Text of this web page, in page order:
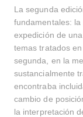
La segunda
fundamentales:
expedición de
temas tratados
segunda, en la
sustancialmente
encontraba
cambio de
la interpretación